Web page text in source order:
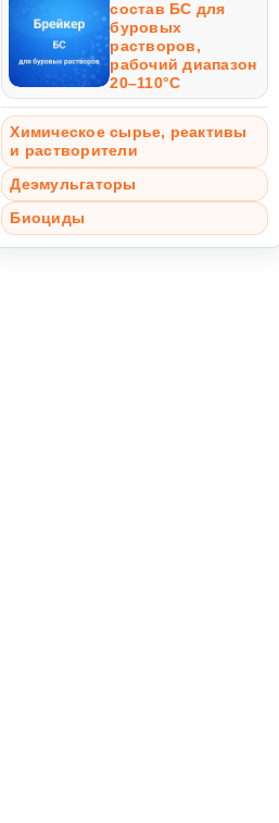
состав БС для
буровых
растворов,
рабочий диапазон
20–110°С
Химическое сырье, реактивы
и растворители
Деэмульгаторы
Биоциды